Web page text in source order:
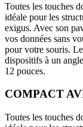
Toutes les touches
idéale pour les
exigus. Avec son
vos données sans
pour votre souris.
dispositifs à un
12 pouces.
COMPACT
Toutes les touches